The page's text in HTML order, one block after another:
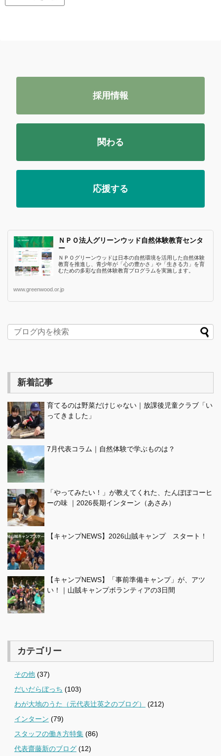
採用情報
関わる
応援する
ＮＰＯ法人グリーンウッド自然体験教育センタ
ー
ＮＰＯグリーンウッドは日本の自然環境を活用した自然体験
教育を推進し、青少年が「心の豊かさ」や「生きる力」を育
むための多彩な自然体験教育プログラムを実施します。
www.greenwood.or.jp
新着記事
育てるのは野菜だけじゃない｜放課後児童クラブ「い
ってきました」
7月代表コラム｜自然体験で学ぶものは？
「やってみたい！」が教えてくれた、たんぽぽコーヒ
ーの味 ｜2026長期インターン（あさみ）
【キャンプNEWS】2026山賊キャンプ スタート！
【キャンプNEWS】「事前準備キャンプ」が、アツ
い！｜山賊キャンプボランティアの3日間
カテゴリー
その他 (37)
だいだらぼっち (103)
わが大地のうた（元代表辻英之のブログ）
(212)
インターン (79)
スタッフの働き方特集 (86)
代表齋藤新のブログ (12)